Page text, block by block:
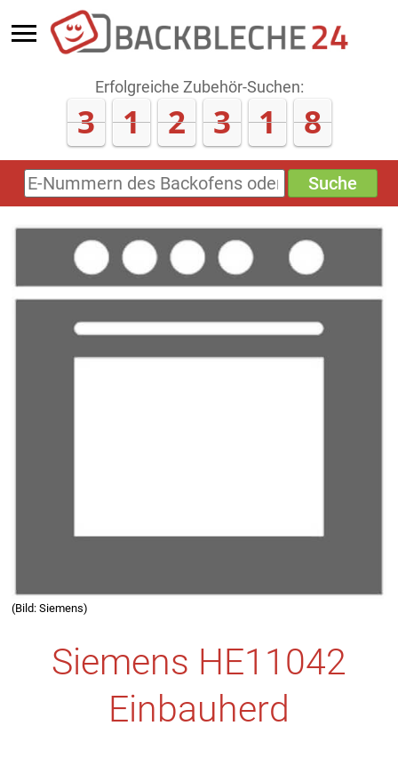
Erfolgreiche Zubehör-Suchen:
3 1 2 3 1 8
E-
Nummern
Sonderzeichen)
Suche
(Bild: Siemens)
Siemens HE11042
Einbauherd